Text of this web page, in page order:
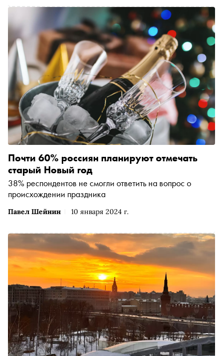
Шинский — фотохудожник, генеральный директор CCI
France Russie и основатель «Винного атласа России» —
рассказывает историю о том, как подлинное
милосердие и кулинарные излишества встретились в
одном из самых парадоксальных праздников календаря
Павел Шейнин 10 января 2024 г.
Почти 60% россиян планируют отмечать
старый Новый год
38% респондентов не смогли ответить на вопрос о
происхождении праздника